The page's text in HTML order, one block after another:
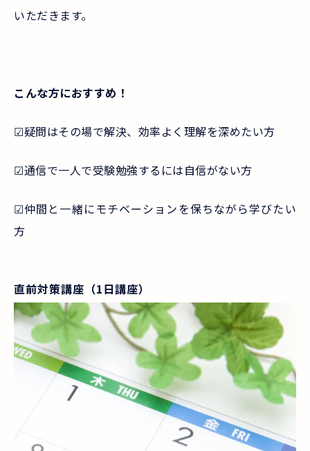
いただきます。
こんな方におすすめ！
☑疑問はその場で解決、効率よく理解を深めたい方
☑通信で一人で受験勉強するには自信がない方
☑仲間と一緒にモチベーションを保ちながら学びたい
方
直前対策講座（1日講座）